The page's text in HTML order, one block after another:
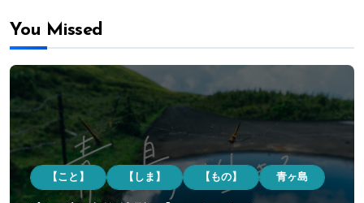
You Missed
【こと】 【しま】 【もの】 青ヶ島